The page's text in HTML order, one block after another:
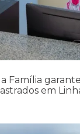
Família
em